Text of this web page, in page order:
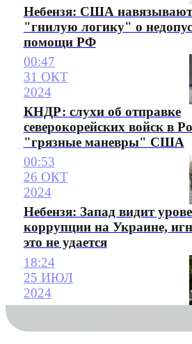
Небензя: США
"гнилую логику" о
помощи РФ
00:47
31 ОКТ
2024
КНДР: слухи об отправке
cеверокорейских войск в
"грязные маневры" США
00:53
26 ОКТ
2024
Небензя: Запад видит
коррупции на Украине,
это не удается
18:24
25 ИЮЛ
2024